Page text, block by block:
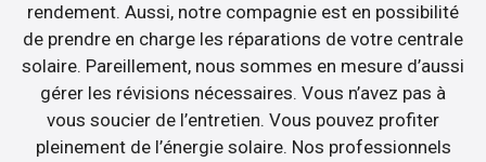
rendement. Aussi, notre compagnie est en possibilité
de prendre en charge les réparations de votre centrale
solaire. Pareillement, nous sommes en mesure d’aussi
gérer les révisions nécessaires. Vous n’avez pas à
vous soucier de l’entretien. Vous pouvez profiter
pleinement de l’énergie solaire. Nos professionnels